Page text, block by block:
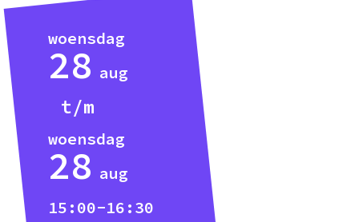
woensdag
28 aug
woensdag
28 aug
15:00-16:30